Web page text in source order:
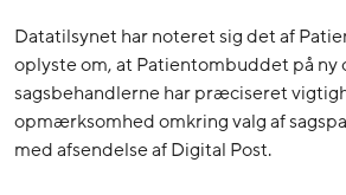
Datatilsynet har noteret sig det af
oplyste om, at Patientombuddet på ny
sagsbehandlerne har præciseret
opmærksomhed omkring valg af
med afsendelse af Digital Post.